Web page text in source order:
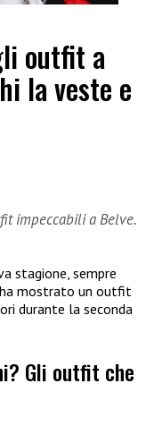
outfit a
la veste e
impeccabili a Belve.
stagione, sempre
ha mostrato un outfit
durante la seconda
Gli outfit che